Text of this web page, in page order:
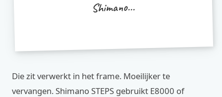
Shimano...
Die zit verwerkt in het frame. Moeilijker te
vervangen. Shimano STEPS gebruikt E8000 of